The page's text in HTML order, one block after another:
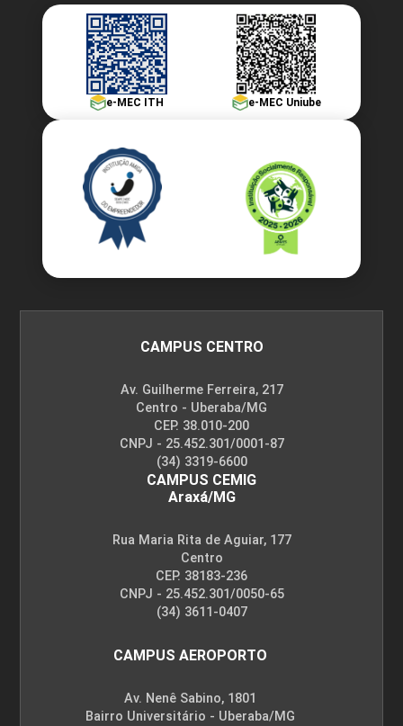
e-MEC ITH e-MEC Uniube
CAMPUS CENTRO
Av. Guilherme Ferreira, 217
Centro - Uberaba/MG
CEP. 38.010-200
CNPJ - 25.452.301/0001-87
(34) 3319-6600
CAMPUS CEMIG
Araxá/MG
Rua Maria Rita de Aguiar, 177
Centro
CEP. 38183-236
CNPJ - 25.452.301/0050-65
(34) 3611-0407
CAMPUS AEROPORTO
Av. Nenê Sabino, 1801
Bairro Universitário - Uberaba/MG